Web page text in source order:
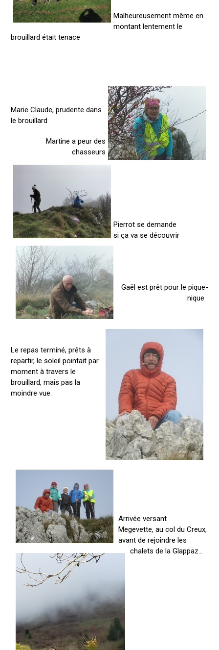
Malheureusement même en
montant lentement le
brouillard était tenace
Marie Claude, prudente dans
le brouillard
Martine a peur des
chasseurs
Pierrot se demande
si ça va se découvrir
Gaël est prêt pour le pique-
nique
Le repas terminé, prêts à
repartir, le soleil pointait par
moment à travers le
brouillard, mais pas la
moindre vue.
Arrivée versant
Megevette, au col du Creux,
avant de rejoindre les
chalets de la Glappaz...